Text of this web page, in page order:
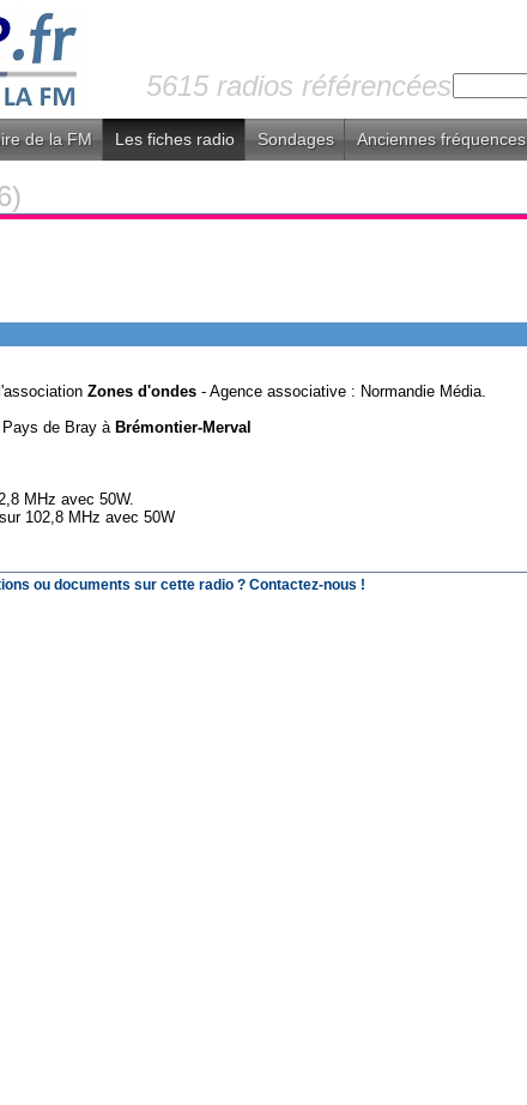
5615 radios référencées
de la FM Les fiches radio Sondages Anciennes fréquences
Zones d'ondes - Agence associative : Normandie Média.
de Bray àBrémontier-Merval
MHz avec 50W.
102,8 MHz avec 50W
ou documents sur cette radio ? Contactez-nous !